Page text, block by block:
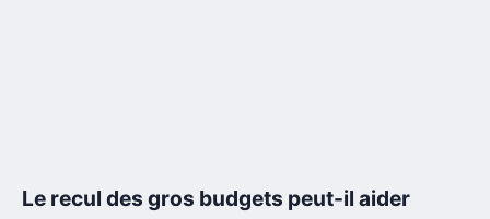
Le recul des gros budgets peut-il aider